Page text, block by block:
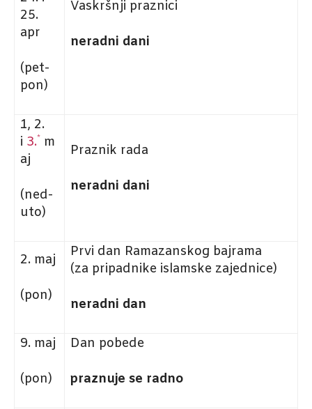
25.
apr
(pet-
pon)
Vaskršnji praznici
neradni dani
1, 2.
i 3.* m
aj
(ned-
uto)
Praznik rada
neradni dani
2. maj
(pon)
Prvi dan Ramazanskog bajrama
(za pripadnike islamske zajednice)
neradni dan
9. maj
(pon)
Dan pobede
praznuje se radno